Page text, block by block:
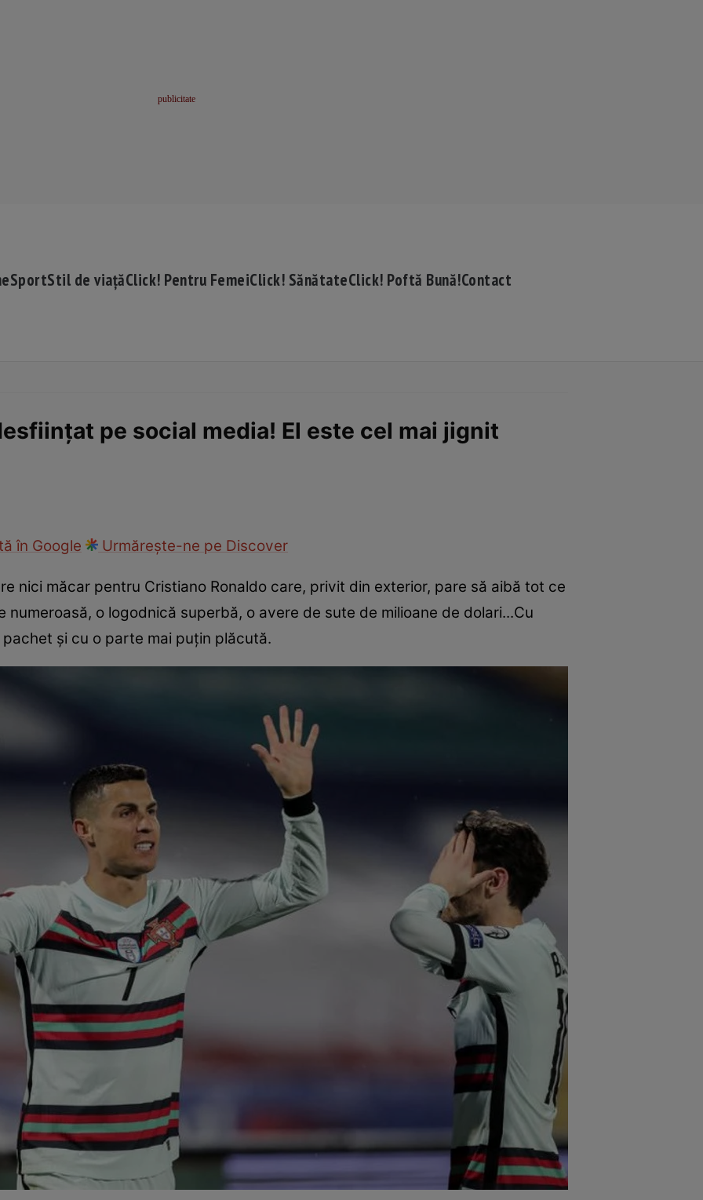
SportStil de viațăClick! Pentru FemeiClick! SănătateClick! Poftă Bună!Contact
pe social media! El este cel mai jignit
în Google Urmărește-ne pe Discover
nici măcar pentru Cristiano Ronaldo care, privit din exterior, pare să aibă tot ce
o logodnică superbă, o avere de sute de milioane de dolari...Cu
și cu o parte mai puțin plăcută.